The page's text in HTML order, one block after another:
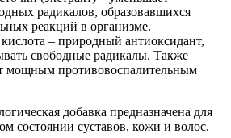
радикалов, образовавшихся
реакций в организме.
– природный антиоксидант,
свободные радикалы. Также
мощным противовоспалительным
добавка предназначена для
состоянии суставов, кожи и волос.